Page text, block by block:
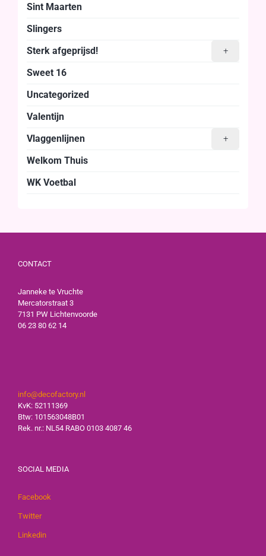
Sint Maarten
Slingers
+
Sterk afgeprijsd!
Sweet 16
Uncategorized
Valentijn
+
Vlaggenlijnen
Welkom Thuis
WK Voetbal
CONTACT
Janneke te Vruchte
Mercatorstraat 3
7131 PW Lichtenvoorde
06 23 80 62 14
info@decofactory.nl
KvK: 52111369
Btw: 101563048B01
Rek. nr.: NL54 RABO 0103 4087 46
SOCIAL MEDIA
Facebook
Twitter
Linkedin